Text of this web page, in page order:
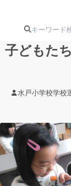
人気のプロ
ジェクト
注目のリ
ターン
アー
テク
子どもた
水戸小学校学校